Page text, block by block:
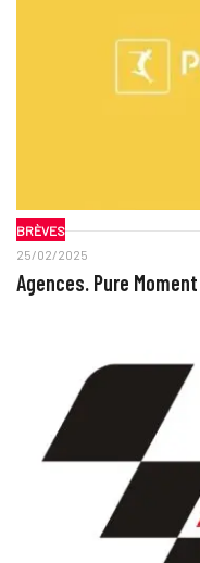
BRÈVES
25/02/2025
Agences. Pure